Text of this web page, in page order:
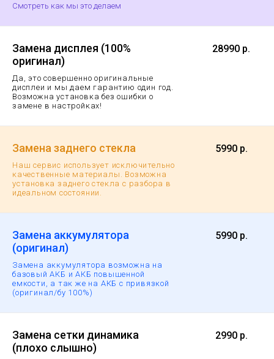
Смотреть как мы это делаем
Замена дисплея (100%
оригинал)
Да, это совершенно оригинальные
дисплеи и мы даем гарантию один год.
Возможна установка без ошибки о
замене в настройках!
28990 р.
Замена заднего стекла
Наш сервис использует исключительно
качественные материалы. Возможна
установка заднего стекла с разбора в
идеальном состоянии.
5990 р.
Замена аккумулятора
(оригинал)
Замена аккумулятора возможна на
базовый АКБ и АКБ повышенной
емкости, а так же на АКБ с привязкой
(оригинал/бу 100%)
5990 р.
Замена сетки динамика
(плохо слышно)
2990 р.